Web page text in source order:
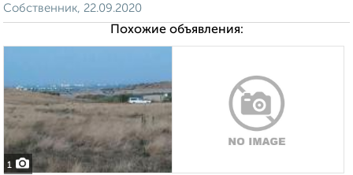
Собственник, 22.09.2020
Похожие объявления:
1